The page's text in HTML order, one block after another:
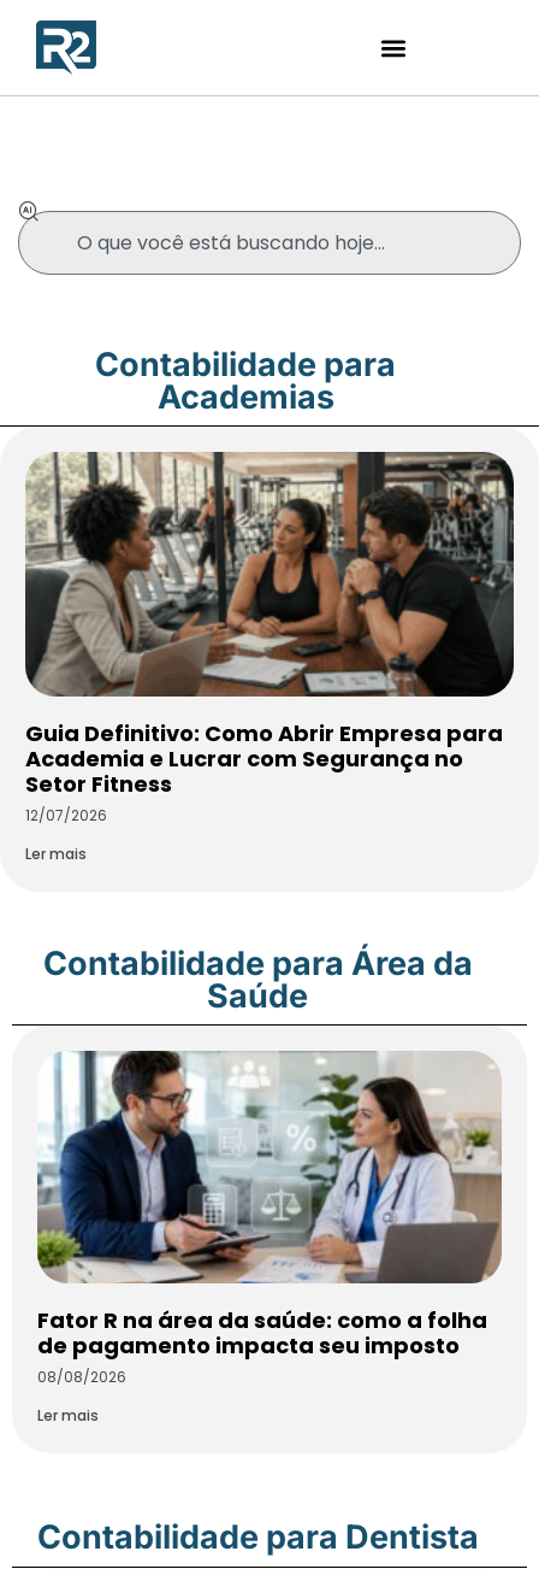
Contabilidade para
Academias
Guia Definitivo: Como Abrir Empresa para
Academia e Lucrar com Segurança no
Setor Fitness
12/07/2026
Ler mais
Contabilidade para Área da
Saúde
Fator R na área da saúde: como a folha
de pagamento impacta seu imposto
08/08/2026
Ler mais
Contabilidade para Dentista